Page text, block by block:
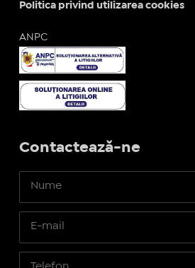
Politica privind utilizarea cookies
ANPC
Contactează-ne